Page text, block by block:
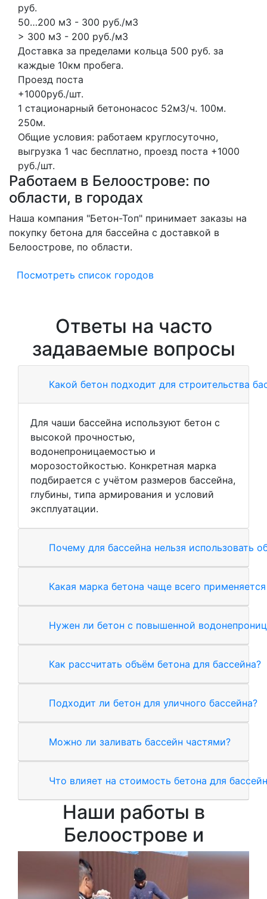
руб.
50…200 м3 - 300 руб./м3
> 300 м3 - 200 руб./м3
Доставка за пределами кольца 500 руб. за
каждые 10км пробега.
Проезд поста
+1000руб./шт.
1 стационарный бетононасос 52м3/ч. 100м.
250м.
Общие условия: работаем круглосуточно,
выгрузка 1 час бесплатно, проезд поста +1000
руб./шт.
Работаем в Белоострове: по
области, в городах
Наша компания "Бетон-Топ" принимает заказы на
покупку бетона для бассейна с доставкой в
Белоострове, по области.
Посмотреть список городов
Ответы на часто
задаваемые вопросы
Какой бетон подходит для строительства
Для чаши бассейна используют бетон с
высокой прочностью,
водонепроницаемостью и
морозостойкостью. Конкретная марка
подбирается с учётом размеров бассейна,
глубины, типа армирования и условий
эксплуатации.
Почему для бассейна нельзя использовать
Какая марка бетона чаще всего
Нужен ли бетон с повышенной
Как рассчитать объём бетона для бассейна?
Подходит ли бетон для уличного бассейна?
Можно ли заливать бассейн частями?
Что влияет на стоимость бетона для
Наши работы в
Белоострове и